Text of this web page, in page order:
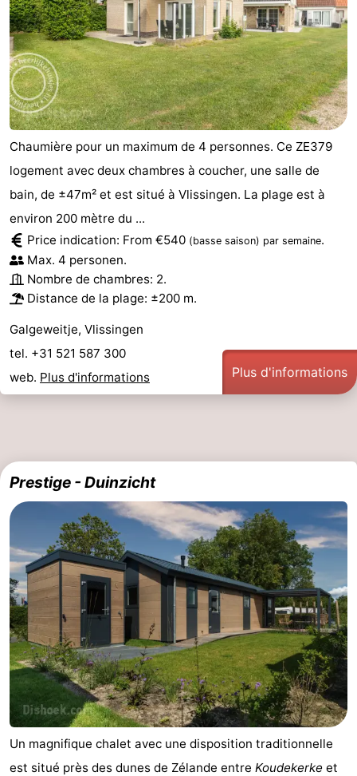
Chaumière pour un maximum de 4 personnes. Ce ZE379
logement avec deux chambres à coucher, une salle de
bain, de ±47m² et est situé à Vlissingen. La plage est à
environ 200 mètre du ...
Price indication: From €540 (basse saison) par semaine.
Max. 4 personen.
Nombre de chambres: 2.
Distance de la plage: ±200 m.
Galgeweitje, Vlissingen
tel. +31 521 587 300
web. Plus d'informations Plus d'informations
Prestige - Duinzicht
Un magnifique chalet avec une disposition traditionnelle
est situé près des dunes de Zélande entre Koudekerke et